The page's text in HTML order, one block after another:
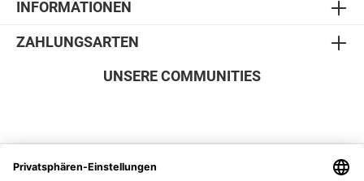
INFORMATIONEN
ZAHLUNGSARTEN
SICHER EINKAUFEN
UNSERE COMMUNITIES